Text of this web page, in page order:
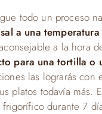
todo un proceso
a una
a la hora
para una tortilla o
las lograrás con
platos todavía más.
durante 7